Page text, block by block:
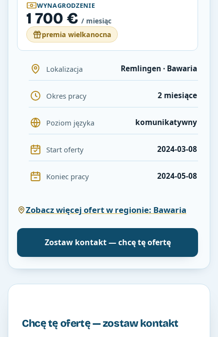
WYNAGRODZENIE
1 700 € / miesiąc
premia wielkanocna
Lokalizacja Remlingen · Bawaria
Okres pracy 2 miesiące
Poziom języka komunikatywny
Start oferty 2024-03-08
Koniec pracy 2024-05-08
Zobacz więcej ofert w regionie: Bawaria
Zostaw kontakt — chcę tę ofertę
Chcę tę ofertę — zostaw kontakt